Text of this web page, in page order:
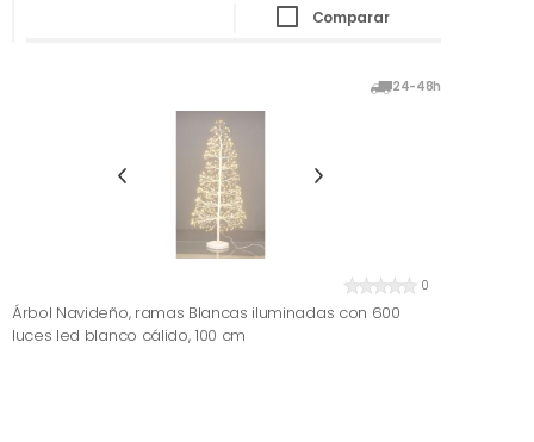
Comparar
24-48h
0
Árbol Navideño, ramas Blancas iluminadas con 600
luces led blanco cálido, 100 cm